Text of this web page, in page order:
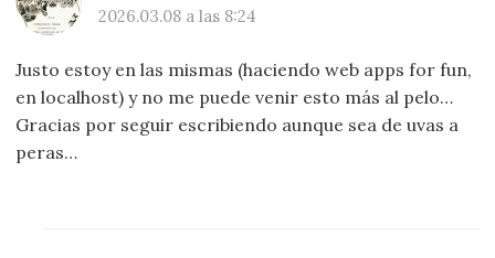
2026.03.08 a las 8:24
Justo estoy en las mismas (haciendo web apps for fun,
en localhost) y no me puede venir esto más al pelo…
Gracias por seguir escribiendo aunque sea de uvas a
peras…